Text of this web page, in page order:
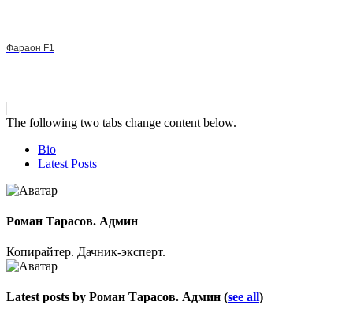
Фараон F1
The following two tabs change content below.
Bio
Latest Posts
Роман Тарасов. Админ
Копирайтер. Дачник-эксперт.
Latest posts by Роман Тарасов. Админ (see all)